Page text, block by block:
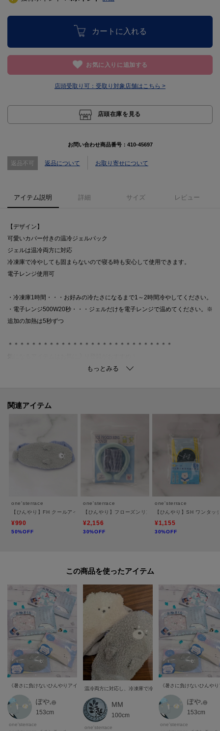
カートに入れる
お気に入りに追加する
店頭受取り可： 受取り対象店舗はこちら >
店頭在庫を見る
お問い合わせ商品番号： 410-45697
返品不可 返品について お取り寄せについて
アイテム説明 詳細 サイズ レビュー
【デザイン】
可愛いカバー付きの温冷ジェルパック
ジェルは温冷両方に対応
冷凍庫で冷やしても固まらないので寝る時も安心して使用できます。
電子レンジ使用可
・冷凍庫1時間・・・お好みの冷たさになるまで1～2時間冷やしてください。
・電子レンジ500W20秒・・・ジェルだけを電子レンジで温めてください。※
追加の加熱は5秒ずつ
＊＊＊＊＊＊＊＊＊＊＊＊＊＊＊＊＊＊＊＊＊＊＊＊＊＊＊＊
値下げ情報や在庫状況など新着情報をメルマガにてお知らせ！
マイページからお気に入りアイテムの一覧もチェックできます！
※照明の関係により、実際よりも色味が違って見える場合があります。ま
た、パソコン・スマートフォンなどの環境により、若干製品と画像のカラー
関連アイテム
one'sterrace
【ひんやり】FH クールアイピロー ギュウヒ
¥990
50%OFF
one'sterrace
【ひんやり】フローズンリング カバー付
¥2,156
30%OFF
one'sterrace
【ひんやり】SH ワンタッ
¥1,155
30%OFF
この商品を使った
ぽや𓈒𓐍
153cm
one'sterrace
温冷両方に対応し、冷凍庫で冷やしてもジェルが固まらな
MM
100cm
one'sterrace
ぽや𓈒𓐍
153cm
one'sterrace